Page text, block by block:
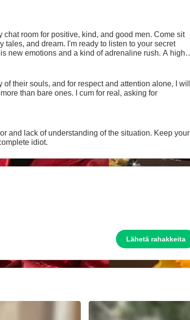
room for positive, kind, and good men. Come sit
tales, and dream. I'm ready to listen to your secret
new emotions and a kind of adrenaline rush. A high
their souls, and for respect and attention alone, I will
and lack of understanding of the situation. Keep your
idiot.
Lähetä rahakkeita